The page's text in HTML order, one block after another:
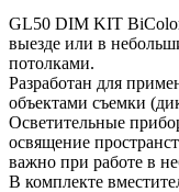
GL50 DIM KIT
выезде или в
потолками.
Разработан для
объектами съемки
Осветительные
освящение
важно при работе в
В комплекте